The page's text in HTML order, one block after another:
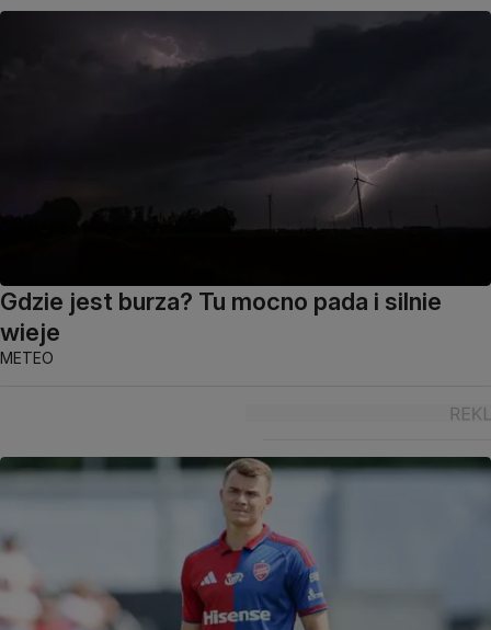
Gdzie jest burza? Tu mocno pada i silnie
wieje
METEO